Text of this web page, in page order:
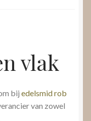
vlak
bij edelsmid rob
van zowel